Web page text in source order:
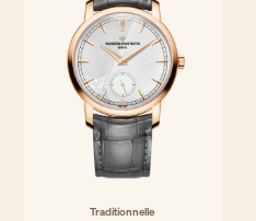
Traditionnelle